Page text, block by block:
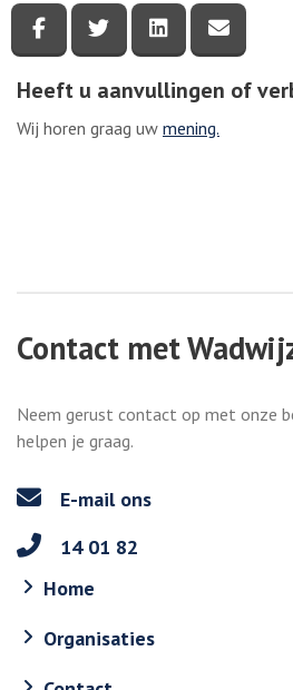
Deel deze pagina via
Deel deze pagina
Deel deze
Heeft u aanvullingen of
Wij horen graag uw mening.
Contact met
Neem gerust contact op met onze
helpen je graag.
E-mail ons
14 01 82
Home
Organisaties